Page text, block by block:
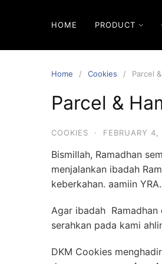
HOME PRODUCT
Home Cookies Parcel
Parcel &
COOKIES · FEBRUARY
Bismillah, Ramadhan
menjalankan ibadah
keberkahan. aamiin YRA.
Agar ibadah Ramadhan
serahkan pada kami
DKM Cookies